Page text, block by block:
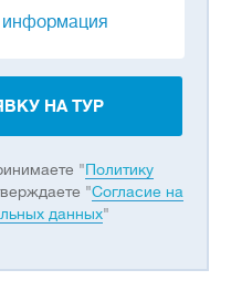
информация
НА ТУР
"Политику
"Согласие на
данных"